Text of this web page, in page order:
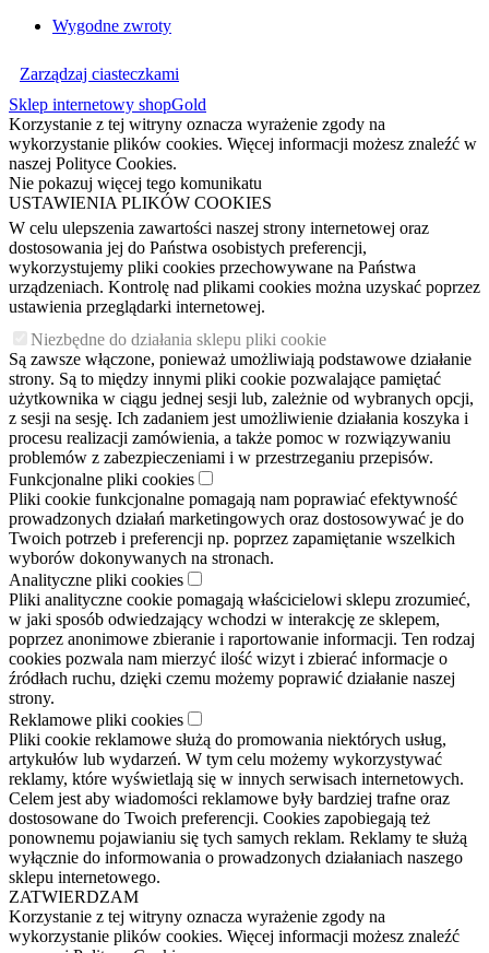
Wygodne zwroty
Zarządzaj ciasteczkami
Sklep internetowy shopGold
Korzystanie z tej witryny oznacza wyrażenie zgody na
wykorzystanie plików cookies. Więcej informacji możesz znaleźć w
naszej Polityce Cookies.
Nie pokazuj więcej tego komunikatu
USTAWIENIA PLIKÓW COOKIES
W celu ulepszenia zawartości naszej strony internetowej oraz
dostosowania jej do Państwa osobistych preferencji,
wykorzystujemy pliki cookies przechowywane na Państwa
urządzeniach. Kontrolę nad plikami cookies można uzyskać poprzez
ustawienia przeglądarki internetowej.
Niezbędne do działania sklepu pliki cookie
Są zawsze włączone, ponieważ umożliwiają podstawowe działanie
strony. Są to między innymi pliki cookie pozwalające pamiętać
użytkownika w ciągu jednej sesji lub, zależnie od wybranych opcji,
z sesji na sesję. Ich zadaniem jest umożliwienie działania koszyka i
procesu realizacji zamówienia, a także pomoc w rozwiązywaniu
problemów z zabezpieczeniami i w przestrzeganiu przepisów.
Funkcjonalne pliki cookies
Pliki cookie funkcjonalne pomagają nam poprawiać efektywność
prowadzonych działań marketingowych oraz dostosowywać je do
Twoich potrzeb i preferencji np. poprzez zapamiętanie wszelkich
wyborów dokonywanych na stronach.
Analityczne pliki cookies
Pliki analityczne cookie pomagają właścicielowi sklepu zrozumieć,
w jaki sposób odwiedzający wchodzi w interakcję ze sklepem,
poprzez anonimowe zbieranie i raportowanie informacji. Ten rodzaj
cookies pozwala nam mierzyć ilość wizyt i zbierać informacje o
źródłach ruchu, dzięki czemu możemy poprawić działanie naszej
strony.
Reklamowe pliki cookies
Pliki cookie reklamowe służą do promowania niektórych usług,
artykułów lub wydarzeń. W tym celu możemy wykorzystywać
reklamy, które wyświetlają się w innych serwisach internetowych.
Celem jest aby wiadomości reklamowe były bardziej trafne oraz
dostosowane do Twoich preferencji. Cookies zapobiegają też
ponownemu pojawianiu się tych samych reklam. Reklamy te służą
wyłącznie do informowania o prowadzonych działaniach naszego
sklepu internetowego.
ZATWIERDZAM
Korzystanie z tej witryny oznacza wyrażenie zgody na
wykorzystanie plików cookies. Więcej informacji możesz znaleźć